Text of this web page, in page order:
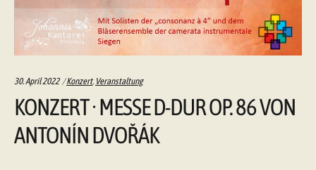
30. April 2022 Categories:
Konzert, Veranstaltung
KONZERT · MESSE D-DUR OP. 86 VON
ANTONÍN DVOŘÁK